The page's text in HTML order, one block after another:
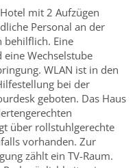
mit 2 Aufzügen
Personal an der
behilflich. Eine
eine Wechselstube
WLAN ist in den
bei der
geboten. Das Haus
über rollstuhlgerechte
vorhanden. Zur
zählt ein TV-Raum.